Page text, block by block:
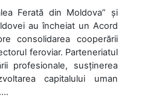
Ferată din Moldova” și
au încheiat un Acord
consolidarea cooperării
feroviar. Parteneriatul
profesionale, susținerea
capitalului uman